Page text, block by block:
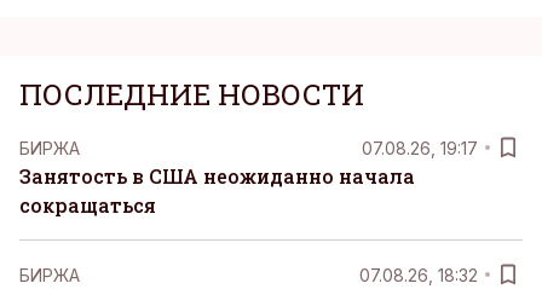
ПОСЛЕДНИЕ НОВОСТИ
БИРЖА 07.08.26, 19:17
Занятость в США неожиданно начала
сокращаться
БИРЖА 07.08.26, 18:32